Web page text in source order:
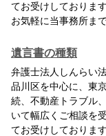
てお受けしておりま
お気軽に当事務所まで
遺言書の種類
弁護士法人しんらい
品川区を中心に、東
続、不動産トラブル
いて幅広くご相談を
てお受けしておりま